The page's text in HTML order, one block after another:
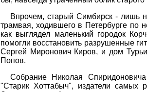
Впрочем, старый Симбирск - лишь
трамвая, ходившего в Петербурге по
как выглядел маленький городок
помогли восстановить разрушенные
Сергей Миронович Киров, и дом
Попов.
Собрание Николая
"Старик Хоттабыч", издатели самых